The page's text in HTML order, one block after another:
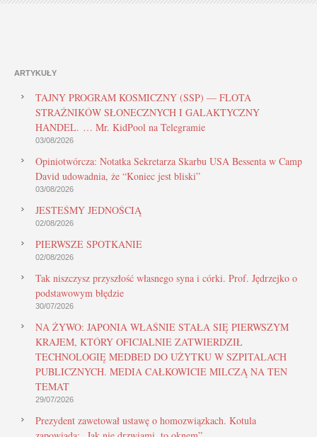
ARTYKUŁY
TAJNY PROGRAM KOSMICZNY (SSP) — FLOTA
STRAŻNIKÓW SŁONECZNYCH I GALAKTYCZNY
HANDEL. … Mr. KidPool na Telegramie
03/08/2026
Opiniotwórcza: Notatka Sekretarza Skarbu USA Bessenta w Camp
David udowadnia, że “Koniec jest bliski”
03/08/2026
JESTEŚMY JEDNOŚCIĄ
02/08/2026
PIERWSZE SPOTKANIE
02/08/2026
Tak niszczysz przyszłość własnego syna i córki. Prof. Jędrzejko o
podstawowym błędzie
30/07/2026
NA ŻYWO: JAPONIA WŁAŚNIE STAŁA SIĘ PIERWSZYM
KRAJEM, KTÓRY OFICJALNIE ZATWIERDZIŁ
TECHNOLOGIĘ MEDBED DO UŻYTKU W SZPITALACH
PUBLICZNYCH. MEDIA CAŁKOWICIE MILCZĄ NA TEN
TEMAT
29/07/2026
Prezydent zawetował ustawę o homozwiązkach. Kotula